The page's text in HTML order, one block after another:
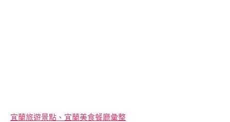
宜蘭旅遊景點、宜蘭美食餐廳彙整